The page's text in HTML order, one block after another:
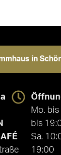
in
Mo.
bis
Sa.
19:00